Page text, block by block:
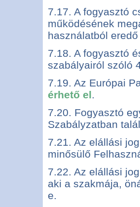
7.17. A fogyasztó
működésének
használatból
7.18. A fogyasztó
szabályairól szóló
7.19. Az Európai
érhető el.
7.20. Fogyasztó
Szabályzatban
7.21. Az elállási
minősülő
7.22. Az elállási
aki a szakmája,
e.